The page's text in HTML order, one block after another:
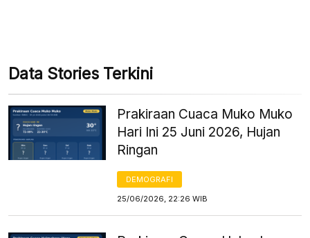
Data Stories Terkini
Prakiraan Cuaca Muko Muko
Hari Ini 25 Juni 2026, Hujan
Ringan
DEMOGRAFI
25/06/2026, 22:26 WIB